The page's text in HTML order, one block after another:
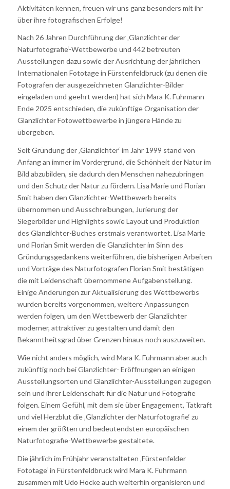
Aktivitäten kennen, freuen wir uns ganz besonders mit ihr
über ihre fotografischen Erfolge!
Nach 26 Jahren Durchführung der ‚Glanzlichter der
Naturfotografie‘-Wettbewerbe und 442 betreuten
Ausstellungen dazu sowie der Ausrichtung der jährlichen
Internationalen Fototage in Fürstenfeldbruck (zu denen die
Fotografen der ausgezeichneten Glanzlichter-Bilder
eingeladen und geehrt werden) hat sich Mara K. Fuhrmann
Ende 2025 entschieden, die zukünftige Organisation der
Glanzlichter Fotowettbewerbe in jüngere Hände zu
übergeben.
Seit Gründung der ‚Glanzlichter‘ im Jahr 1999 stand von
Anfang an immer im Vordergrund, die Schönheit der Natur im
Bild abzubilden, sie dadurch den Menschen nahezubringen
und den Schutz der Natur zu fördern. Lisa Marie und Florian
Smit haben den Glanzlichter-Wettbewerb bereits
übernommen und Ausschreibungen, Jurierung der
Siegerbilder und Highlights sowie Layout und Produktion
des Glanzlichter-Buches erstmals verantwortet. Lisa Marie
und Florian Smit werden die Glanzlichter im Sinn des
Gründungsgedankens weiterführen, die bisherigen Arbeiten
und Vorträge des Naturfotografen Florian Smit bestätigen
die mit Leidenschaft übernommene Aufgabenstellung.
Einige Änderungen zur Aktualisierung des Wettbewerbs
wurden bereits vorgenommen, weitere Anpassungen
werden folgen, um den Wettbewerb der Glanzlichter
moderner, attraktiver zu gestalten und damit den
Bekanntheitsgrad über Grenzen hinaus noch auszuweiten.
Wie nicht anders möglich, wird Mara K. Fuhrmann aber auch
zukünftig noch bei Glanzlichter- Eröffnungen an einigen
Ausstellungsorten und Glanzlichter-Ausstellungen zugegen
sein und ihrer Leidenschaft für die Natur und Fotografie
folgen. Einem Gefühl, mit dem sie über Engagement, Tatkraft
und viel Herzblut die ‚Glanzlichter der Naturfotografie‘ zu
einem der größten und bedeutendsten europäischen
Naturfotografie-Wettbewerbe gestaltete.
Die jährlich im Frühjahr veranstalteten ‚Fürstenfelder
Fototage‘ in Fürstenfeldbruck wird Mara K. Fuhrmann
zusammen mit Udo Höcke auch weiterhin organisieren und